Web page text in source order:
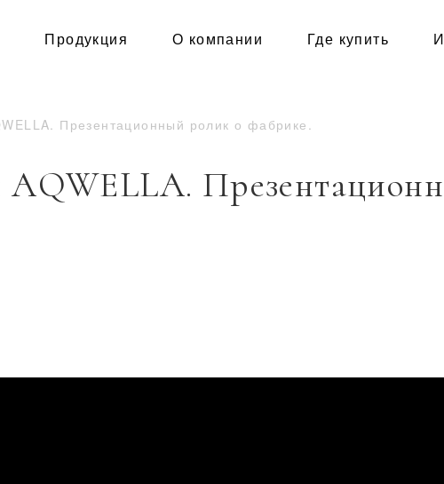
Продукция О компании Где купить
Презентационный ролик о фабрике.
AQWELLA.